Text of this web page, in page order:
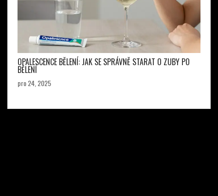
OPALESCENCE BĚLENÍ: JAK SE SPRÁVNĚ STARAT O ZUBY PO
BĚLENÍ
pro 24, 2025